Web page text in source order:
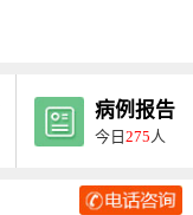
病例报告
今日275 人